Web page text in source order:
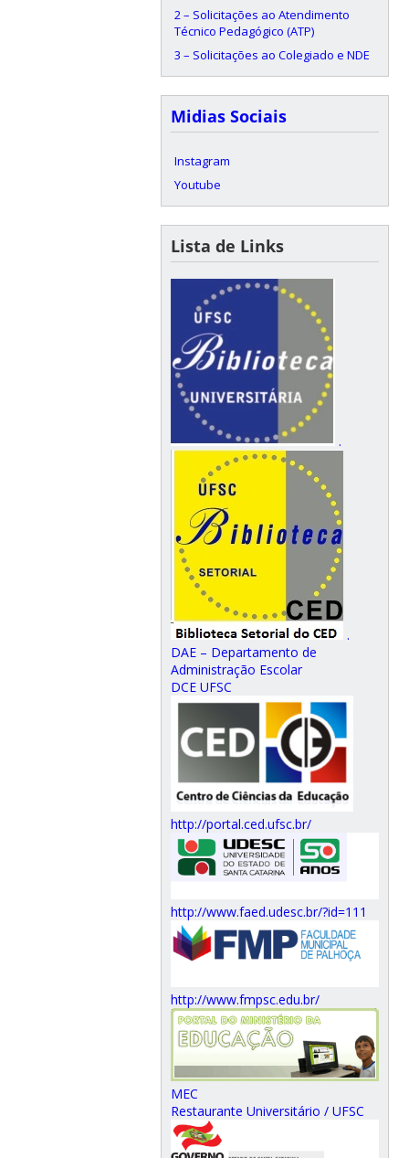
2 – Solicitações ao Atendimento
Técnico Pedagógico (ATP)
3 – Solicitações ao Colegiado e NDE
Midias Sociais
Instagram
Youtube
Lista de Links
.
.
DAE – Departamento de
Administração Escolar
DCE UFSC
http://portal.ced.ufsc.br/
http://www.faed.udesc.br/?id=111
http://www.fmpsc.edu.br/
MEC
Restaurante Universitário / UFSC